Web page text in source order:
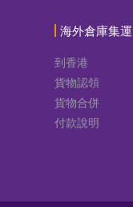
海外倉庫集運
到香港
貨物認領
貨物合併
付款說明